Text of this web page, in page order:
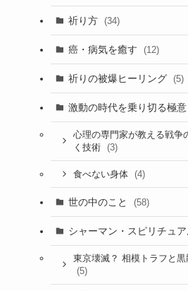
祈り方 (34)
癌・病気を癒す (12)
祈りの被爆ヒーリング (5)
激動の時代を乗り切る極意
心理の専門家が教える戦争
く技術
(3)
食べない身体 (4)
世の中のこと (58)
シャーマン・スピリチュ
東京壊滅？ 相模トラフと
(5)